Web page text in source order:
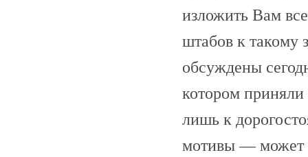
изложить Вам
штабов к
обсуждены
котором
лишь к
мотивы — может